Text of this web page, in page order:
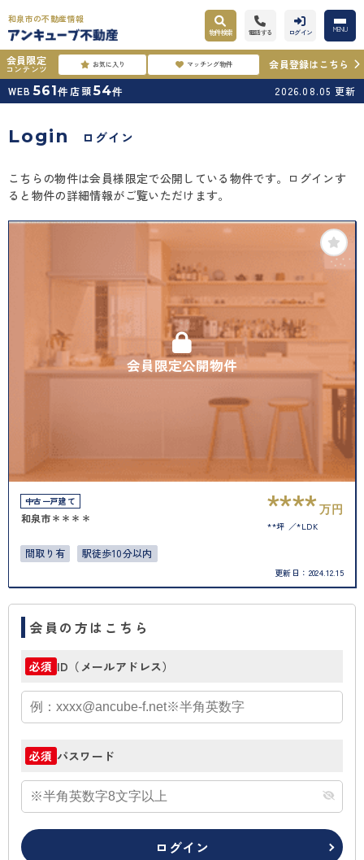
和泉市の不動産情報
物件検索 電話する ログイン MENU
会員限定
コンテンツ お気に入り マッチング物件
会員登録はこちら
WEB 561件 店頭54件 2026.08.05 更新
Login ログイン
こちらの物件は会員様限定で公開している物件です。ログインす
ると物件の詳細情報がご覧いただけます。
会員限定公開物件
中古一戸建て
和泉市＊＊＊＊ **** 万円
**坪 *LDK
間取り有 駅徒歩10分以内
更新日： 2024.12.15
会員の方はこちら
必須 ID（メールアドレス）
必須 パスワード
ログイン